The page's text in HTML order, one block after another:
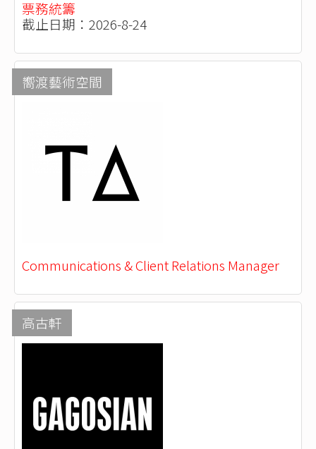
票務統籌
截止日期：2026-8-24
嚮渡藝術空間
Communications & Client Relations Manager
高古軒